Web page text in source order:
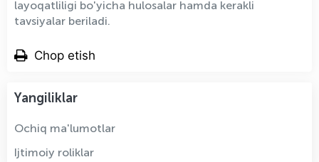
layoqatliligi bo'yicha hulosalar hamda kerakli
tavsiyalar beriladi.
Chop etish
Yangiliklar
Ochiq ma'lumotlar
Ijtimoiy roliklar